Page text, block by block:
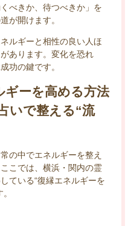
べきか、待つべきか」を
が開けます。
ルギーと相性の良い人ほ
あります。変化を恐れ
功の鍵です。
ギーを高める方法
いで整える“流
の中でエネルギーを整え
こでは、横浜・関内の霊
ている“復縁エネルギーを